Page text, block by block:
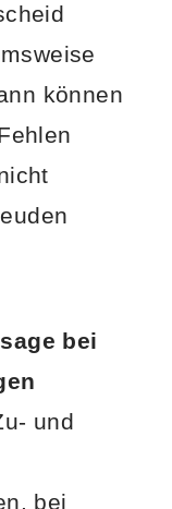
können
bei
und
bei